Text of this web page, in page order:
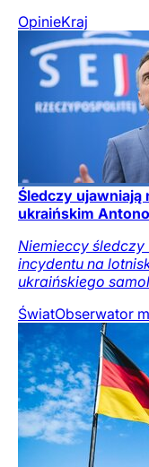
OpinieKraj
Śledczy ujawniają
ukraińskim
Niemieccy
incydentu na
ukraińskiego
ŚwiatObserwator